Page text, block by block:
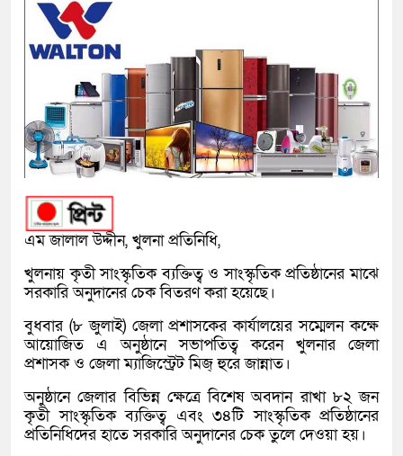
এম জালাল উদ্দীন, খুলনা প্রতিনিধি,
খুলনায় কৃতী সাংস্কৃতিক ব্যক্তিত্ব ও সাংস্কৃতিক প্রতিষ্ঠানের মাঝে
সরকারি অনুদানের চেক বিতরণ করা হয়েছে।
বুধবার (৮ জুলাই) জেলা প্রশাসকের কার্যালয়ের সম্মেলন কক্ষে
আয়োজিত এ অনুষ্ঠানে সভাপতিত্ব করেন খুলনার জেলা
প্রশাসক ও জেলা ম্যাজিস্ট্রেট মিজ্ হুরে জান্নাত।
অনুষ্ঠানে জেলার বিভিন্ন ক্ষেত্রে বিশেষ অবদান রাখা ৮২ জন
কৃতী সাংস্কৃতিক ব্যক্তিত্ব এবং ৩৪টি সাংস্কৃতিক প্রতিষ্ঠানের
প্রতিনিধিদের হাতে সরকারি অনুদানের চেক তুলে দেওয়া হয়।